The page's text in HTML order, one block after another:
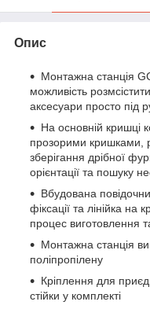
Опис
Монтажна станція
можливість
аксесуари просто під
На основній кришці
прозорими кришками,
зберігання дрібної
орієнтації та пошуку
Вбудована
фіксації та лінійка
процес виготовлення
Монтажна станція
поліпропілену
Кріплення для
стійки у комплекті